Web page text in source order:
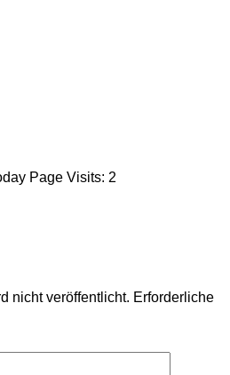
Page Visits: 2
nicht veröffentlicht. Erforderliche